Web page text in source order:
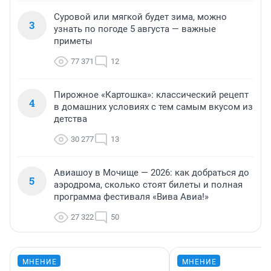
3
Суровой или мягкой будет зима, можно
узнать по погоде 5 августа — важные
приметы
77 371 12
4
Пирожное «Картошка»: классический рецепт
в домашних условиях с тем самым вкусом из
детства
30 277 13
5
Авиашоу в Мочище — 2026: как добраться до
аэродрома, сколько стоят билеты и полная
программа фестиваля «Вива Авиа!»
27 322 50
МНЕНИЕ МНЕНИЕ